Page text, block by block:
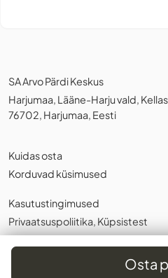
Osta
SA Arvo Pärdi Keskus
Harjumaa, Lääne-Harju vald,
76702, Harjumaa, Eesti
Kuidas osta
Korduvad küsimused
Kasutustingimused
Privaatsuspoliitika, Küpsistest